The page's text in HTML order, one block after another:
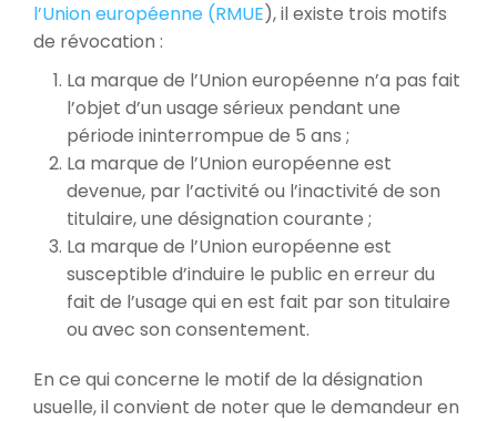
l’Union européenne (RMUE), il existe trois motifs
de révocation :
La marque de l’Union européenne n’a pas fait
l’objet d’un usage sérieux pendant une
période ininterrompue de 5 ans ;
La marque de l’Union européenne est
devenue, par l’activité ou l’inactivité de son
titulaire, une désignation courante ;
La marque de l’Union européenne est
susceptible d’induire le public en erreur du
fait de l’usage qui en est fait par son titulaire
ou avec son consentement.
En ce qui concerne le motif de la désignation
usuelle, il convient de noter que le demandeur en